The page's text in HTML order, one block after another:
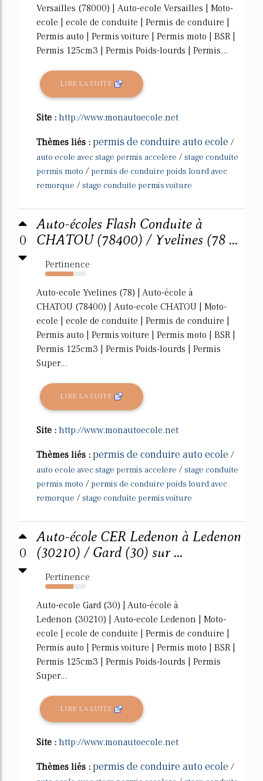
Versailles (78000) | Auto-ecole Versailles | Moto-
ecole | ecole de conduite | Permis de conduire |
Permis auto | Permis voiture | Permis moto | BSR |
Permis 125cm3 | Permis Poids-lourds | Permis...
LIRE LA SUITE
Site : http://www.monautoecole.net
Thèmes liés : permis de conduire auto ecole /
auto ecole avec stage permis accelere /stage conduite
permis moto / permis de conduire poids lourd avec
remorque /stage conduite permis voiture
0
Auto-écoles Flash Conduite à
CHATOU (78400) / Yvelines (78 ...
Pertinence
69%
Auto-ecole Yvelines (78) | Auto-école à
CHATOU (78400) | Auto-ecole CHATOU | Moto-
ecole | ecole de conduite | Permis de conduire |
Permis auto | Permis voiture | Permis moto | BSR |
Permis 125cm3 | Permis Poids-lourds | Permis
Super...
LIRE LA SUITE
Site : http://www.monautoecole.net
Thèmes liés : permis de conduire auto ecole /
auto ecole avec stage permis accelere /stage conduite
permis moto / permis de conduire poids lourd avec
remorque /stage conduite permis voiture
0
Auto-école CER Ledenon à Ledenon
(30210) / Gard (30) sur ...
Pertinence
69%
Auto-ecole Gard (30) | Auto-école à
Ledenon (30210) | Auto-ecole Ledenon | Moto-
ecole | ecole de conduite | Permis de conduire |
Permis auto | Permis voiture | Permis moto | BSR |
Permis 125cm3 | Permis Poids-lourds | Permis
Super...
LIRE LA SUITE
Site : http://www.monautoecole.net
Thèmes liés : permis de conduire auto ecole /